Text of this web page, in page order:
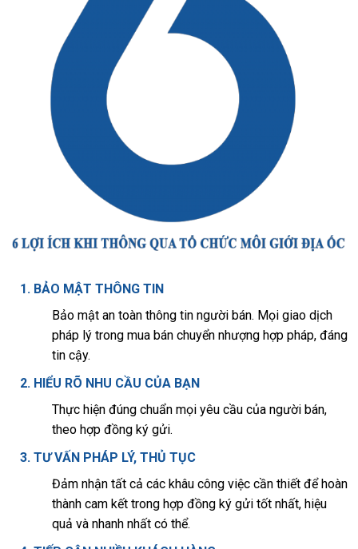
1. BẢO MẬT THÔNG TIN
Bảo mật an toàn thông tin người bán. Mọi giao dịch
pháp lý trong mua bán chuyển nhượng hợp pháp, đáng
tin cậy.
2. HIỂU RÕ NHU CẦU CỦA BẠN
Thực hiện đúng chuẩn mọi yêu cầu của người bán,
theo hợp đồng ký gửi.
3. TƯ VẤN PHÁP LÝ, THỦ TỤC
Đảm nhận tất cả các khâu công việc cần thiết để hoàn
thành cam kết trong hợp đồng ký gửi tốt nhất, hiệu
quả và nhanh nhất có thể.